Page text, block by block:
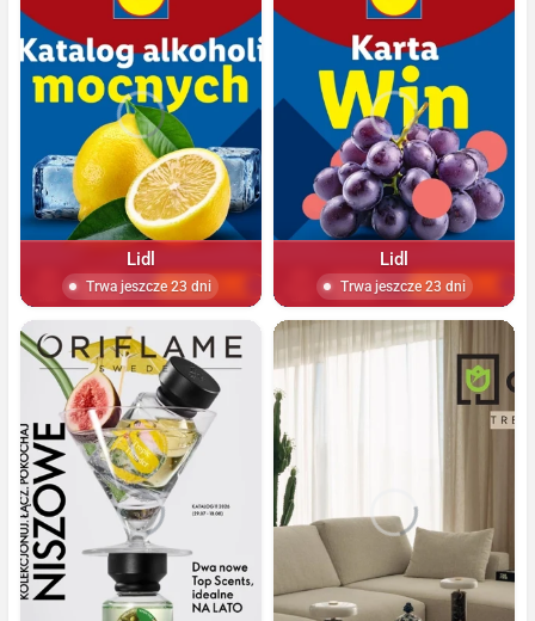
Lidl
Trwa jeszcze 23 dni
Lidl
Trwa jeszcze 23 dni